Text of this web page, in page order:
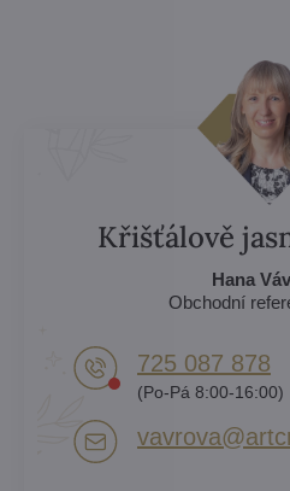
Křišťálově
Hana
Obchodní
725 087 878​
(Po-Pá 8:00-16:00)